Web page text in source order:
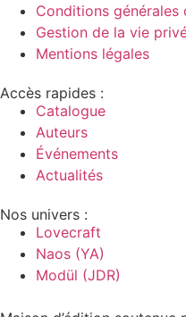
Conditions générales
Gestion de la vie
Mentions légales
Accès rapides :
Catalogue
Auteurs
Événements
Actualités
Nos univers :
Lovecraft
Naos (YA)
Modül (JDR)